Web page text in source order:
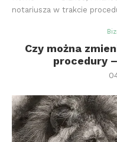
notariusza w trakcie
Czy można
procedury